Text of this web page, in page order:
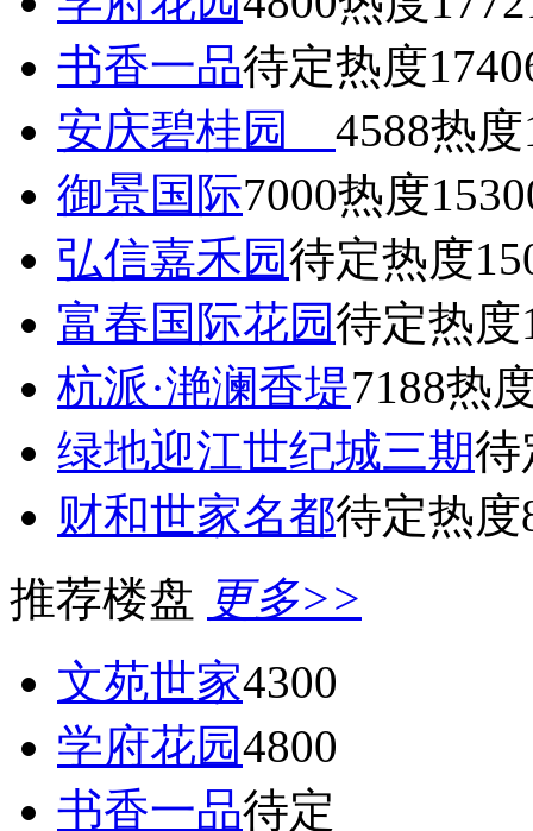
书香一品待定热度
安庆碧桂园 4588热度
御景国际7000热度
弘信嘉禾园待定热度
富春国际花园待定热度
杭派·滟澜香堤7188热
绿地迎江世纪城三期待
财和世家名都待定热度
推荐楼盘 更多>>
文苑世家4300
学府花园4800
书香一品待定